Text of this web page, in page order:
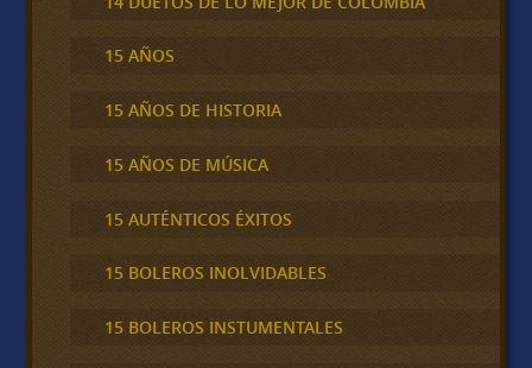
15 AÑOS
15 AÑOS DE HISTORIA
15 AÑOS DE MÚSICA
15 AUTÉNTICOS ÉXITOS
15 BOLEROS INOLVIDABLES
15 BOLEROS INSTUMENTALES